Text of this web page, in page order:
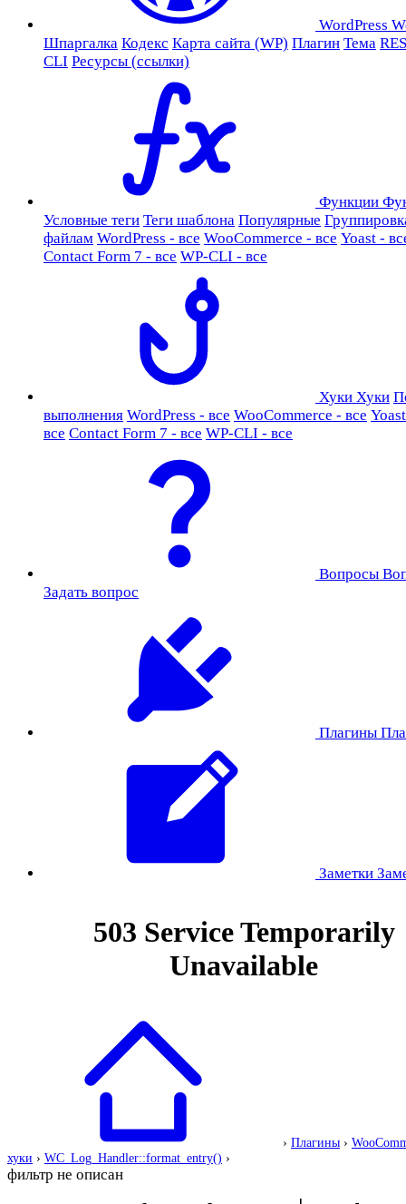
WordPress
Шпаргалка Кодекс Карта сайта (WP) Плагин Тема
CLI Ресурсы (ссылки)
Функции
Условные теги Теги шаблона Популярные
файлам WordPress - все WooCommerce - все Yoast -
Contact Form 7 - все WP-CLI - все
Хуки Хуки
выполнения WordPress - все WooCommerce - все
все Contact Form 7 - все WP-CLI - все
Вопросы
Задать вопрос
Плагины
Заметки
› Плагины ›
хуки › WC_Log_Handler::format_entry() ›
фильтр не описан